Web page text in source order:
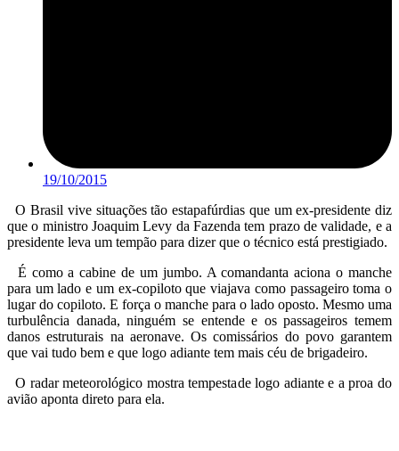
19/10/2015
O Brasil vive situações tão estapafúrdias que um ex-presidente diz
que o ministro Joaquim Levy da Fazenda tem prazo de validade, e a
presidente leva um tempão para dizer que o técnico está prestigiado.
É como a cabine de um jumbo. A comandanta aciona o manche
para um lado e um ex-copiloto que viajava como passageiro toma o
lugar do copiloto. E força o manche para o lado oposto. Mesmo uma
turbulência danada, ninguém se entende e os passageiros temem
danos estruturais na aeronave. Os comissários do povo garantem
que vai tudo bem e que logo adiante tem mais céu de brigadeiro.
O radar meteorológico mostra tempestade logo adiante e a proa do
avião aponta direto para ela.